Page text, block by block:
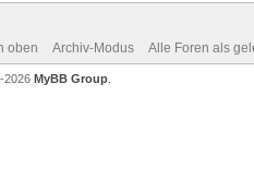
oben Archiv-Modus Alle Foren als
2026 MyBB Group.